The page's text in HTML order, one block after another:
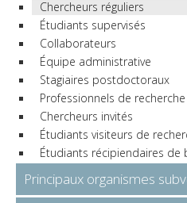
Chercheurs réguliers
Étudiants supervisés
Collaborateurs
Équipe administrative
Stagiaires postdoctoraux
Professionnels de recherche
Chercheurs invités
Étudiants visiteurs de
Étudiants récipiendaires de
Principaux organismes